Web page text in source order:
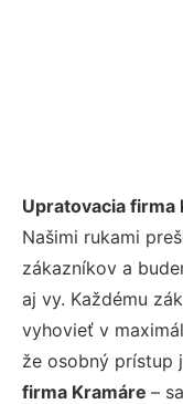
Upratovacia firma
Našimi rukami
zákazníkov a
aj vy. Každému
vyhovieť v
že osobný prístup
firma Kramáre –